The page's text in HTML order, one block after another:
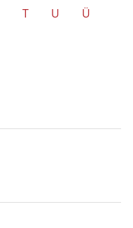
T U
Ü